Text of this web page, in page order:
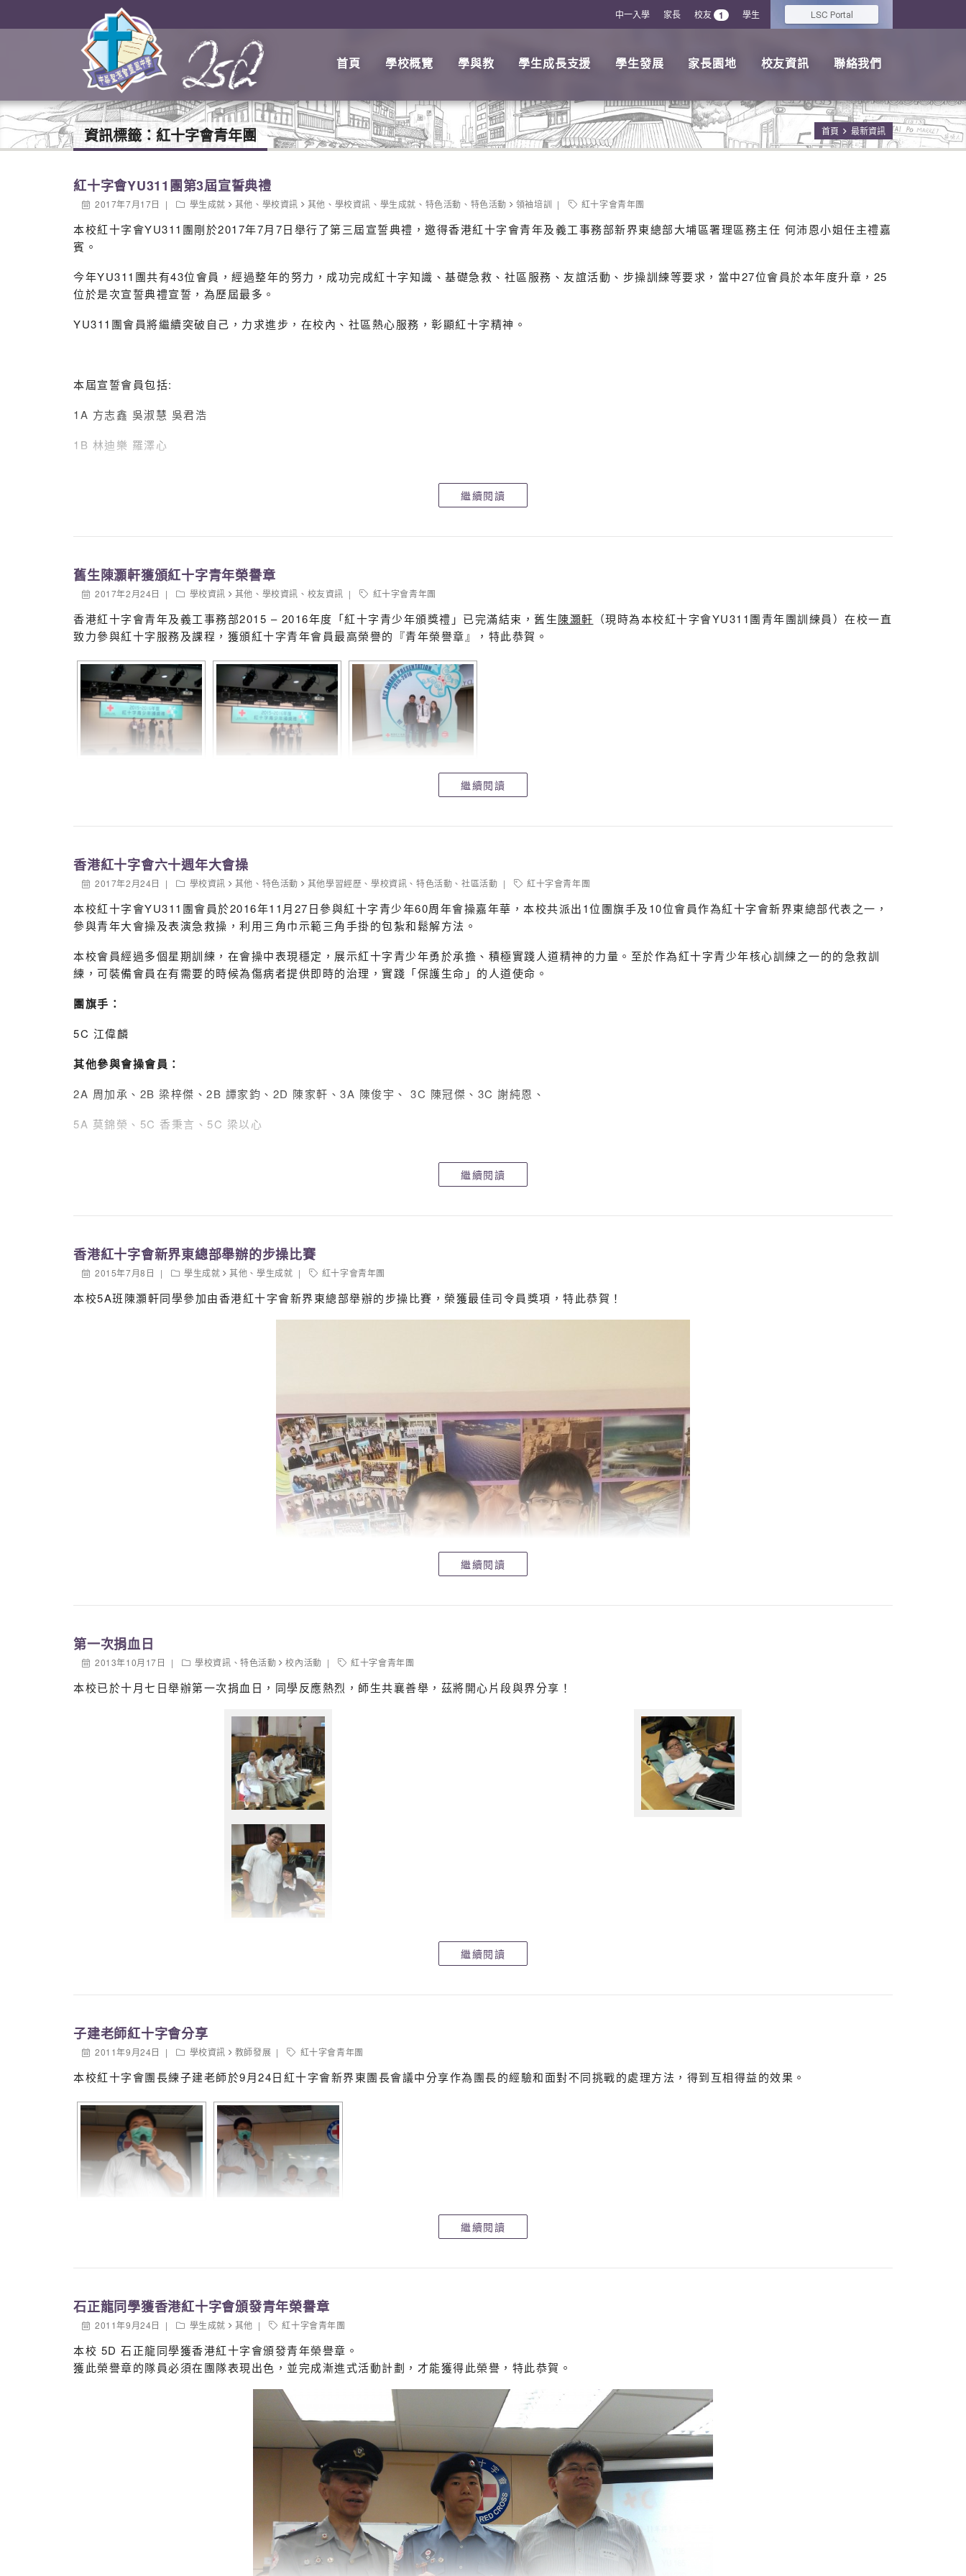
中一入學 家長 校友 1 學生 LSC Portal
首頁 學校概覽 學與教 學生成長支援 學生發展 家長園地 校友資訊 聯絡我們
首頁 最新資訊
資訊標籤： 紅十字會青年團
紅十字會YU311團第3屆宣誓典禮
2017年7月17日 學生成就 其他 、 學校資訊 其他 、 學校資訊 、 學生成就 、 特色活動 、 特色活動 領袖培訓 紅十字會青年團
本校紅十字會YU311團剛於2017年7月7日舉行了第三屆宣誓典禮，邀得香港紅十字會青年及義工事務部新界東總部大埔區署理區務主任 何沛恩小姐任主禮嘉
賓。
今年YU311團共有43位會員，經過整年的努力，成功完成紅十字知識、基礎急救、社區服務、友誼活動、步操訓練等要求，當中27位會員於本年度升章，25
位於是次宣誓典禮宣誓，為歷屆最多。
YU311團會員將繼續突破自己，力求進步，在校內、社區熱心服務，彰顯紅十字精神。
本屆宣誓會員包括:
1A 方志鑫 吳淑慧 吳君浩
1B 林迪樂 羅澤心
2A 周加承 白睿
2B 梁梓傑 譚家鈞 尹曉嵐 嚴嘉兒
2C 陶瑋玲
2D 陳家軒
3B 張婷月
3C 陳冠傑 謝純恩
其他升章會員包括 :
繼續閱讀
舊生陳灝軒獲頒紅十字青年榮譽章
2017年2月24日 學校資訊 其他 、 學校資訊 、 校友資訊 紅十字會青年團
香港紅十字會青年及義工事務部2015 – 2016年度「紅十字青少年頒獎禮」已完滿結束，舊生陳灝軒 （現時為本校紅十字會YU311團青年團訓練員）在校一直
致力參與紅十字服務及課程，獲頒紅十字青年會員最高榮譽的『青年榮譽章』，特此恭賀。
繼續閱讀
香港紅十字會六十週年大會操
2017年2月24日 學校資訊 其他 、 特色活動 其他學習經歷 、學校資訊 、特色活動 、社區活動 紅十字會青年團
本校紅十字會YU311團會員於2016年11月27日參與紅十字青少年60周年會操嘉年華，本校共派出1位團旗手及10位會員作為紅十字會新界東總部代表之一，
參與青年大會操及表演急救操，利用三角巾示範三角手掛的包紮和鬆解方法。
本校會員經過多個星期訓練，在會操中表現穩定，展示紅十字青少年勇於承擔、積極實踐人道精神的力量。至於作為紅十字青少年核心訓練之一的的急救訓
練，可裝備會員在有需要的時候為傷病者提供即時的治理，實踐「保護生命」的人道使命。
團旗手：
5C 江偉麟
其他參與會操會員：
2A 周加承、2B 梁梓傑、2B 譚家鈞、2D 陳家軒、3A 陳俊宇、 3C 陳冠傑、3C 謝純恩、
5A 莫錦榮、5C 香秉言、5C 梁以心
繼續閱讀
香港紅十字會新界東總部舉辦的步操比賽
2015年7月8日 學生成就 其他 、 學生成就 紅十字會青年團
本校5A班陳灝軒同學參加由香港紅十字會新界東總部舉辦的步操比賽，榮獲最佳司令員獎項，特此恭賀！
繼續閱讀
第一次捐血日
2013年10月17日 學校資訊 、特色活動 校內活動 紅十字會青年團
本校已於十月七日舉辦第一次捐血日，同學反應熱烈，師生共襄善舉，茲將開心片段與界分享！
繼續閱讀
子建老師紅十字會分享
2011年9月24日 學校資訊 教師發展 紅十字會青年團
本校紅十字會團長練子建老師於9月24日紅十字會新界東團長會議中分享作為團長的經驗和面對不同挑戰的處理方法，得到互相得益的效果。
繼續閱讀
石正龍同學獲香港紅十字會頒發青年榮譽章
2011年9月24日 學生成就 其他 紅十字會青年團
本校 5D 石正龍同學獲香港紅十字會頒發青年榮譽章。
獲此榮譽章的隊員必須在團隊表現出色，並完成漸進式活動計劃，才能獲得此榮譽，特此恭賀。